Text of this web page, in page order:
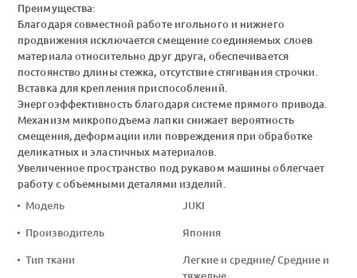
Преимущества:
Благодаря совместной работе игольного и нижнего
продвижения исключается смещение соединяемых слоев
материала относительно друг друга, обеспечивается
постоянство длины стежка, отсутствие стягивания строчки.
Вставка для крепления приспособлений.
Энергоэффективность благодаря системе прямого привода.
Механизм микроподъема лапки снижает вероятность
смещения, деформации или повреждения при обработке
деликатных и эластичных материалов.
Увеличенное пространство под рукавом машины облегчает
работу с объемными деталями изделий.
Модель
JUKI
Производитель Япония
Тип ткани
Легкие и средние/ Средние и